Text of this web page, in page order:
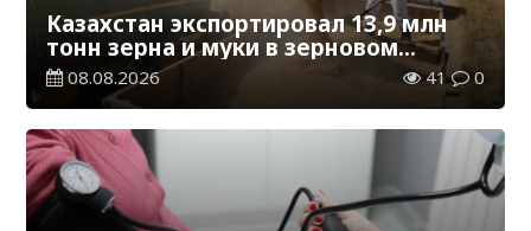
Казахстан экспортировал 13,9 млн
тонн зерна и муки в зерновом
эквиваленте
08.08.2026 41 0